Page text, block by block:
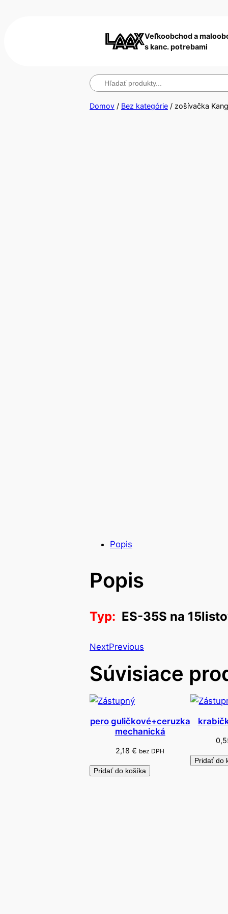
Veľkoobchod a
s kanc. potrebami
Hľadanie
Domov / Bez kategórie / zošívačka
Popis
Popis
Typ: ES-35S na
NextPrevious
Súvisiace
pero guličkové+ceruzka
mechanická
2,18€ bez DPH
Pridať do košíka
Pridať do